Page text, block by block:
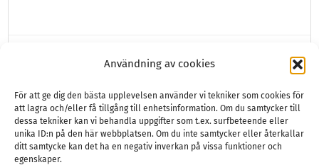
Användning av cookies
För att ge dig den bästa upplevelsen använder vi tekniker som cookies för
att lagra och/eller få tillgång till enhetsinformation. Om du samtycker till
dessa tekniker kan vi behandla uppgifter som t.ex. surfbeteende eller
unika ID:n på den här webbplatsen. Om du inte samtycker eller återkallar
ditt samtycke kan det ha en negativ inverkan på vissa funktioner och
egenskaper.
Bröllopsplanering Juridik och Ekonomi